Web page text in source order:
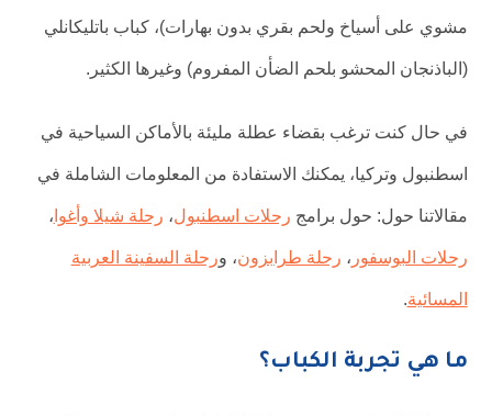
مشوي على أسياخ ولحم بقري بدون بهارات)، كباب باتليكانلي
(الباذنجان المحشو بلحم الضأن المفروم) وغيرها الكثير.
في حال كنت ترغب بقضاء عطلة مليئة بالأماكن السياحية في
اسطنبول وتركيا، يمكنك الاستفادة من المعلومات الشاملة في
مقالاتنا حول: حول برامج رحلات اسطنبول، رحلة شيلا وأغوا ،
رحلات البوسفور ، رحلة طرابزون، ورحلة السفينة العربية
المسائية.
ما هي تجربة الكباب؟